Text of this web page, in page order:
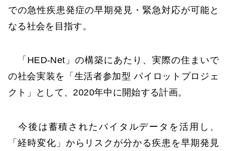
での急性疾患発症の早期発見・緊急対応が可能と
なる社会を目指す。
「HED-Net」の構築にあたり、実際の住まいで
の社会実装を「生活者参加型 パイロットプロジェ
クト」として、2020年中に開始する計画。
今後は蓄積されたバイタルデータを活用し、
「経時変化」からリスクが分かる疾患を早期発見